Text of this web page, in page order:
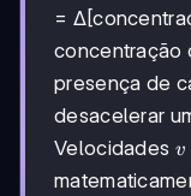
=
concentração
presença de
desacelerar
Velocidades v
v